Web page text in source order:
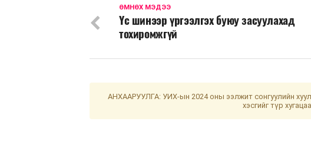
ӨМНӨХ МЭДЭЭ
Үс шинээр үргээлгэх буюу засуулахад
тохиромжгүй
АНХААРУУЛГА: УИХ-ын 2024 оны ээлжит сонгуулийн
хэсгийг түр